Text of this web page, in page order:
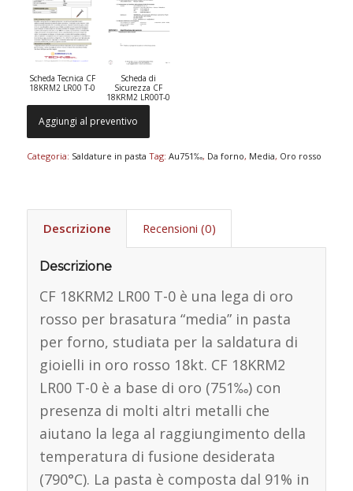
Scheda Tecnica CF
18KRM2 LR00 T-0
Scheda di
Sicurezza CF
18KRM2 LR00T-0
Aggiungi al preventivo
Categoria: Saldature in pasta Tag: Au751‰, Da forno, Media, Oro rosso
Descrizione Recensioni (0)
Descrizione
CF 18KRM2 LR00 T-0 è una lega di oro
rosso per brasatura “media” in pasta
per forno, studiata per la saldatura di
gioielli in oro rosso 18kt. CF 18KRM2
LR00 T-0 è a base di oro (751‰) con
presenza di molti altri metalli che
aiutano la lega al raggiungimento della
temperatura di fusione desiderata
(790°C). La pasta è composta dal 91% in